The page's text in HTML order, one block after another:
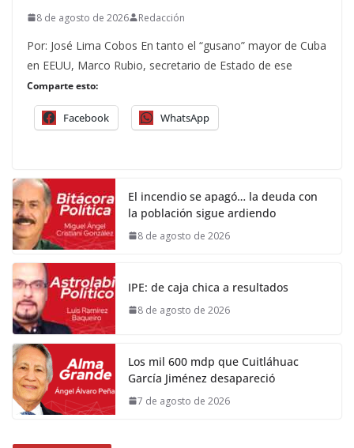
8 de agosto de 2026 Redacción
Por: José Lima Cobos En tanto el “gusano” mayor de Cuba
en EEUU, Marco Rubio, secretario de Estado de ese
Comparte esto:
Facebook WhatsApp
El incendio se apagó… la deuda con
la población sigue ardiendo
8 de agosto de 2026
IPE: de caja chica a resultados
8 de agosto de 2026
Los mil 600 mdp que Cuitláhuac
García Jiménez desapareció
7 de agosto de 2026